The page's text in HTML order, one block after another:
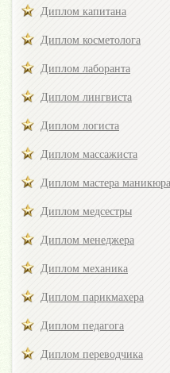
Диплом капитана
Диплом косметолога
Диплом лаборанта
Диплом лингвиста
Диплом логиста
Диплом массажиста
Диплом мастера маникюра
Диплом медсестры
Диплом менеджера
Диплом механика
Диплом парикмахера
Диплом педагога
Диплом переводчика